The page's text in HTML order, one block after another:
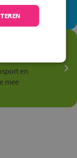
elke dag
en
mee